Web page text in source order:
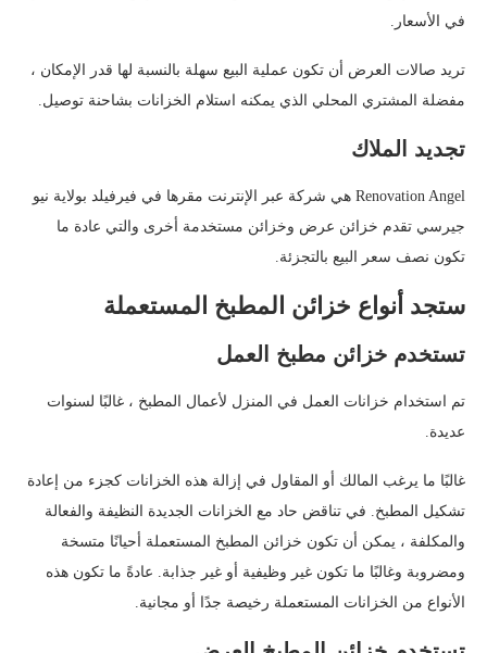
في الأسعار.
تريد صالات العرض أن تكون عملية البيع سهلة بالنسبة لها قدر الإمكان ،
مفضلة المشتري المحلي الذي يمكنه استلام الخزانات بشاحنة توصيل.
تجديد الملاك
Renovation Angel هي شركة عبر الإنترنت مقرها في فيرفيلد بولاية نيو
جيرسي تقدم خزائن عرض وخزائن مستخدمة أخرى والتي عادة ما
تكون نصف سعر البيع بالتجزئة.
ستجد أنواع خزائن المطبخ المستعملة
تستخدم خزائن مطبخ العمل
تم استخدام خزانات العمل في المنزل لأعمال المطبخ ، غالبًا لسنوات
عديدة.
غالبًا ما يرغب المالك أو المقاول في إزالة هذه الخزانات كجزء من إعادة
تشكيل المطبخ. في تناقض حاد مع الخزانات الجديدة النظيفة والفعالة
والمكلفة ، يمكن أن تكون خزائن المطبخ المستعملة أحيانًا متسخة
ومضروبة وغالبًا ما تكون غير وظيفية أو غير جذابة. عادةً ما تكون هذه
الأنواع من الخزانات المستعملة رخيصة جدًا أو مجانية.